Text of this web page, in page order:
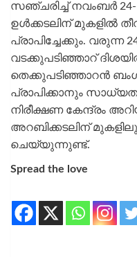
സഞ്ചരിച്ച് നവംബര്‍
ഉള്‍ക്കടലിന് മുകളില്‍
പ്രാപിച്ചേക്കും. വരുന്ന
വടക്കുപടിഞ്ഞാറ്
തെക്കുപടിഞ്ഞാറന്‍
പ്രാപിക്കാനും
നിരീക്ഷണ കേന്ദ്രം
അറബിക്കടലിന്
ചെയ്യുന്നുണ്ട്.
Spread the love